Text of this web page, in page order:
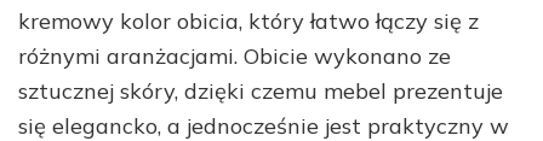
kremowy kolor obicia, który łatwo łączy się z
różnymi aranżacjami. Obicie wykonano ze
sztucznej skóry, dzięki czemu mebel prezentuje
się elegancko, a jednocześnie jest praktyczny w